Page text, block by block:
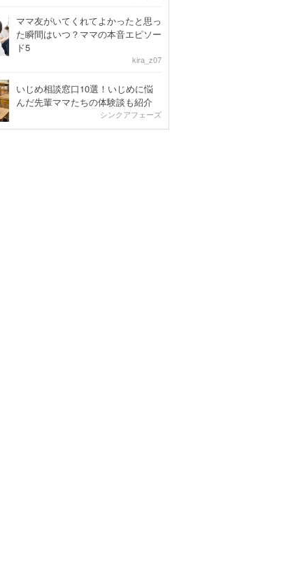
ママ友がいてくれてよかったと思っ
た瞬間はいつ？ママの本音エピソー
ド5
kira_z07
いじめ相談窓口10選！いじめに悩
んだ先輩ママたちの体験談も紹介
シンクアフェーズ